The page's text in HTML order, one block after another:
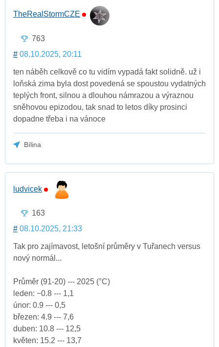
TheRealStormCZE
763
# 08.10.2025, 20:11
ten náběh celkově co tu vidím vypadá fakt solidně. už i
loňská zima byla dost povedená se spoustou vydatných
teplých front, silnou a dlouhou námrazou a výraznou
sněhovou epizodou, tak snad to letos díky prosinci
dopadne třeba i na vánoce
Bílina
ludvicek
163
# 08.10.2025, 21:33
Tak pro zajímavost, letošní průměry v Tuřanech versus
nový normál...
Průměr (91-20) --- 2025 (°C)
leden: −0.8 --- 1,1
únor: 0.9 --- 0,5
březen: 4.9 --- 7,6
duben: 10.8 --- 12,5
květen: 15.2 --- 13,7